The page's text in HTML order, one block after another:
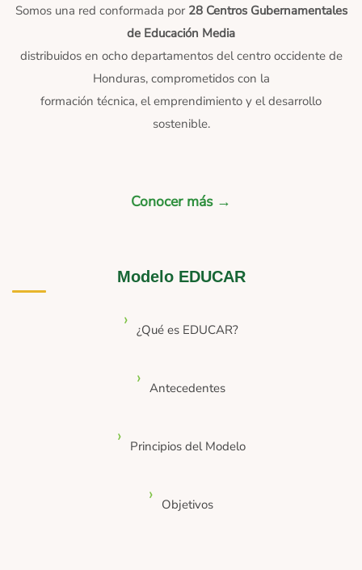
Somos una red conformada por 28 Centros Gubernamentales
de Educación Media
distribuidos en ocho departamentos del centro occidente de
Honduras, comprometidos con la
formación técnica, el emprendimiento y el desarrollo
sostenible.
Conocer más →
Modelo EDUCAR
¿Qué es EDUCAR?
Antecedentes
Principios del Modelo
Objetivos